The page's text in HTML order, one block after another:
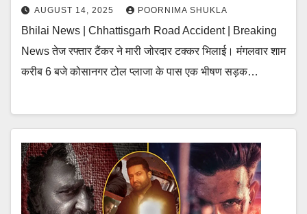
AUGUST 14, 2025 POORNIMA SHUKLA
Bhilai News | Chhattisgarh Road Accident | Breaking
News तेज रफ्तार टैंकर ने मारी जोरदार टक्कर भिलाई। मंगलवार शाम
करीब 6 बजे कोसानगर टोल प्लाजा के पास एक भीषण सड़क…